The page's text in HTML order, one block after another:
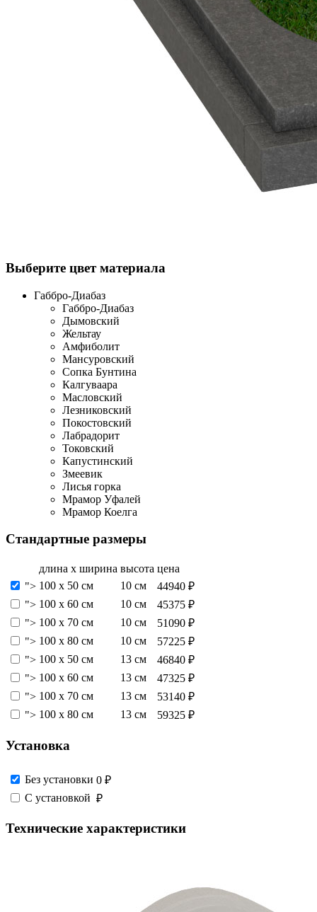
Выберите цвет материала
Габбро-Диабаз
Габбро-Диабаз
Дымовский
Жельтау
Амфиболит
Мансуровский
Сопка Бунтина
Калгуваара
Масловский
Лезниковский
Покостовский
Лабрадорит
Токовский
Капустинский
Змеевик
Лисья горка
Мрамор Уфалей
Мрамор Коелга
Стандартные размеры
длина х ширина высота цена
"> 100 х 50 см 10 см
44940 ₽
"> 100 х 60 см 10 см
45375 ₽
"> 100 х 70 см 10 см
51090 ₽
"> 100 х 80 см 10 см
57225 ₽
"> 100 х 50 см 13 см
46840 ₽
"> 100 х 60 см 13 см
47325 ₽
"> 100 х 70 см 13 см
53140 ₽
"> 100 х 80 см 13 см 59325 ₽
Установка
Без установки 0 ₽
С установкой ₽
Технические характеристики